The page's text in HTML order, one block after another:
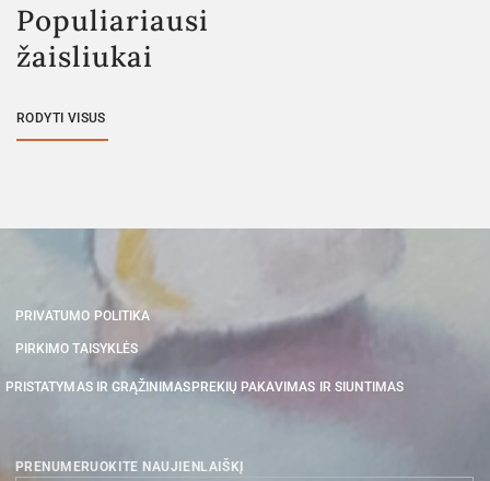
Populiariausi
žaisliukai
RODYTI VISUS
PRIVATUMO POLITIKA
PIRKIMO TAISYKLĖS
PRISTATYMAS IR GRĄŽINIMASPREKIŲ PAKAVIMAS IR SIUNTIMAS
PRENUMERUOKITE NAUJIENLAIŠKĮ